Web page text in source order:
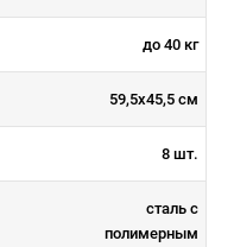
до 40 кг
59,5х45,5 см
8 шт.
сталь с
полимерным